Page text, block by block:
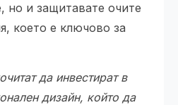
но и защитавате очите
което е ключово за
да инвестират в
дизайн, който да